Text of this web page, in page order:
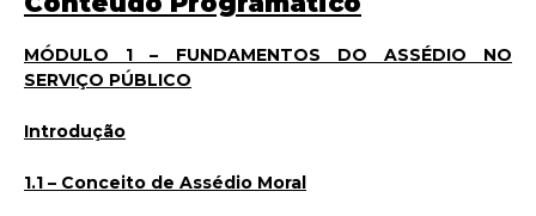
MÓDULO 1 – FUNDAMENTOS DO ASSÉDIO NO
SERVIÇO PÚBLICO
Introdução
1.1 – Conceito de Assédio Moral